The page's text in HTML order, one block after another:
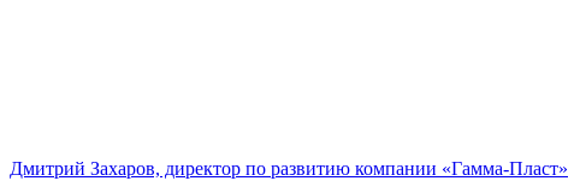
Дмитрий Захаров, директор по развитию компании «Гамма-Пласт»